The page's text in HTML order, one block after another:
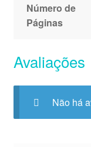
Número de
Páginas
Avaliações
Não há